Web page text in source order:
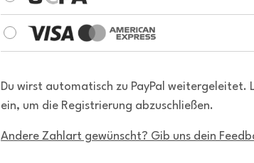
Du wirst automatisch zu PayPal weitergeleitet.
ein, um die Registrierung abzuschließen.
Andere Zahlart gewünscht? Gib uns dein